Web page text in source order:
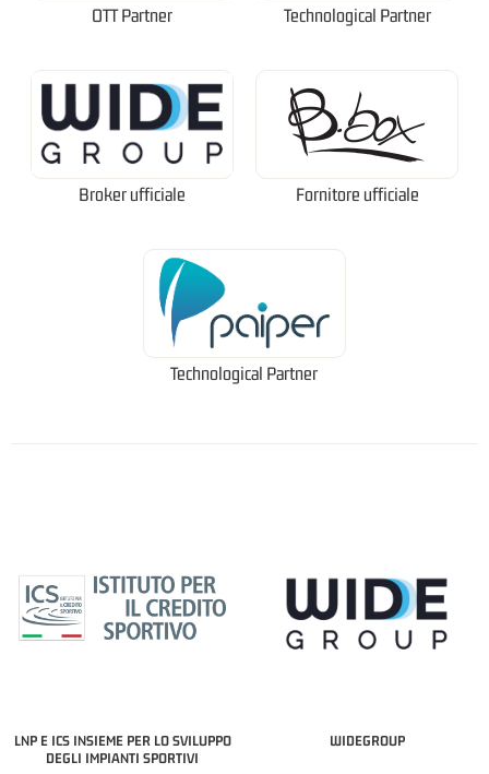
OTT Partner Technological Partner
Broker ufficiale Fornitore ufficiale
Technological Partner
LNP E ICS INSIEME PER LO SVILUPPO
DEGLI IMPIANTI SPORTIVI
WIDEGROUP